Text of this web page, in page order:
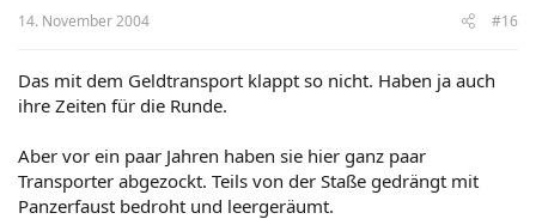
14. November 2004 #16
Das mit dem Geldtransport klappt so nicht. Haben ja auch
ihre Zeiten für die Runde.
Aber vor ein paar Jahren haben sie hier ganz paar
Transporter abgezockt. Teils von der Staße gedrängt mit
Panzerfaust bedroht und leergeräumt.